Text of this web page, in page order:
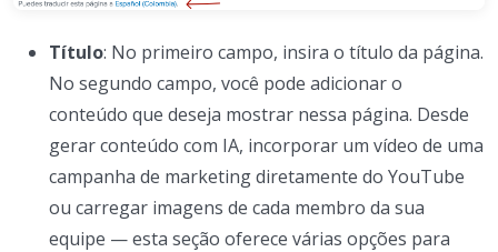
Título: No primeiro campo, insira o título da página.
No segundo campo, você pode adicionar o
conteúdo que deseja mostrar nessa página. Desde
gerar conteúdo com IA, incorporar um vídeo de uma
campanha de marketing diretamente do YouTube
ou carregar imagens de cada membro da sua
equipe — esta seção oferece várias opções para